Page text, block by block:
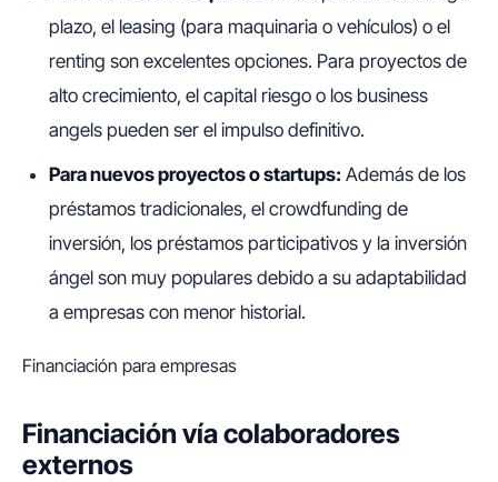
plazo, el leasing (para maquinaria o vehículos) o el
renting son excelentes opciones. Para proyectos de
alto crecimiento, el capital riesgo o los business
angels pueden ser el impulso definitivo.
Para nuevos proyectos o startups: Además de los
préstamos tradicionales, el crowdfunding de
inversión, los préstamos participativos y la inversión
ángel son muy populares debido a su adaptabilidad
a empresas con menor historial.
Financiación para empresas
Financiación vía colaboradores
externos